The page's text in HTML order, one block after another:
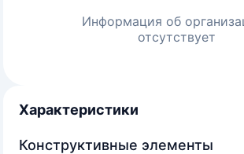
Информация об
отсутствует
Характеристики
Конструктивные элементы